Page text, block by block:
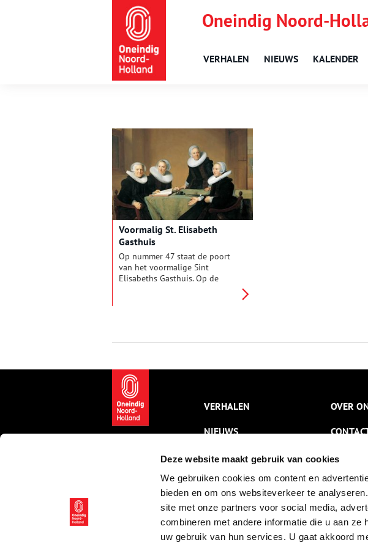
Deze website maakt gebruik van cookies
We gebruiken cookies om content en
bieden en om ons websiteverkeer te
site met onze partners voor social media,
combineren met andere informatie die u aan
uw gebruik van hun services. U gaat akkoord
Oneindig Noord-
VERHALEN NIEUWS KALENDER
Voormalig St. Elisabeth
Gasthuis
Op nummer 47 staat de poort
van het voormalige Sint
Elisabeths Gasthuis. Op de
rijke bovenlaag werd thuis
VERHALEN
NIEUWS
KALENDER
THEMA’S
ACTIVITEITEN
VIDEO’S
OVER
PRIVACY